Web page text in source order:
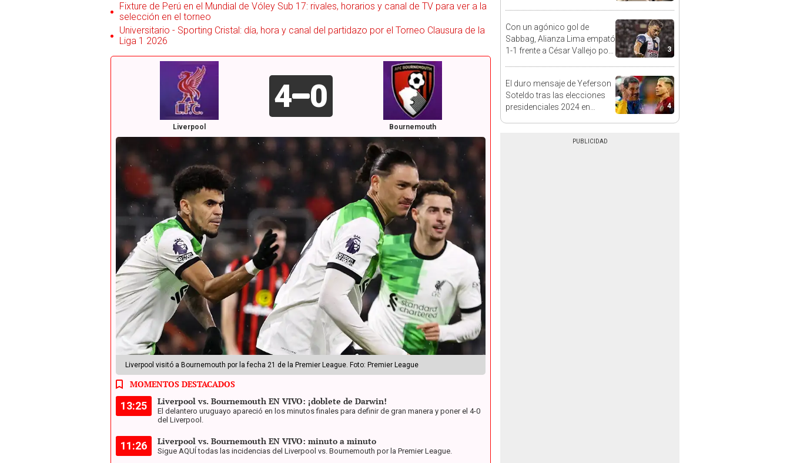
Fixture de Perú en el Mundial de Vóley Sub 17: rivales, horarios y canal de TV para ver a la
selección en el torneo
Universitario - Sporting Cristal: día, hora y canal del partidazo por el Torneo Clausura de la
Liga 1 2026
Liverpool
4 0
Bournemouth
Liverpool visitó a Bournemouth por la fecha 21 de la Premier League. Foto: Premier League
MOMENTOS DESTACADOS
13:25 Liverpool vs. Bournemouth EN VIVO: ¡doblete de Darwin!
El delantero uruguayo apareció en los minutos finales para definir de gran manera y poner el 4-0
del Liverpool.
11:26 Liverpool vs. Bournemouth EN VIVO: minuto a minuto
Sigue AQUÍ todas las incidencias del Liverpool vs. Bournemouth por la Premier League.
3
Con un agónico gol de
Sabbag, Alianza Lima empató
1-1 frente a César Vallejo por
4
El duro mensaje de Yeferson
Soteldo tras las elecciones
presidenciales 2024 en